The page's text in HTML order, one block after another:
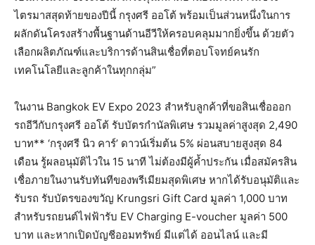
ไตรมาสสุดท้ายของปีนี้ กรุงศรี ออโต้ พร้อมเป็นส่วนหนึ่งในการ
ผลักดันโครงสร้างพื้นฐานด้านอีวีให้ครอบคลุมมากยิ่งขึ้น ด้วยตัว
เลือกผลิตภัณฑ์และบริการด้านสินเชื่อที่ตอบโจทย์คนรัก
เทคโนโลยีและลูกค้าในทุกกลุ่ม”
ในงาน Bangkok EV Expo 2023 สำหรับลูกค้าที่ขอสินเชื่อออก
รถอีวีกับกรุงศรี ออโต้ รับบัตรกำนัลพิเศษ รวมมูลค่าสูงสุด 2,490
บาท** ‘กรุงศรี นิว คาร์’ ดาวน์เริ่มต้น 5% ผ่อนสบายสูงสุด 84
เดือน รู้ผลอนุมัติไวใน 15 นาที ไม่ต้องมีผู้ค้ำประกัน เมื่อสมัครสิน
เชื่อภายในงานรับทันทีของพรีเมียมสุดพิเศษ หากได้รับอนุมัติและ
รับรถ รับบัตรของขวัญ Krungsri Gift Card มูลค่า 1,000 บาท
สำหรับรถยนต์ไฟฟ้ารับ EV Charging E-voucher มูลค่า 500
บาท และหากเปิดบัญชีออมทรัพย์ มีแต่ได้ ออนไลน์ และมี